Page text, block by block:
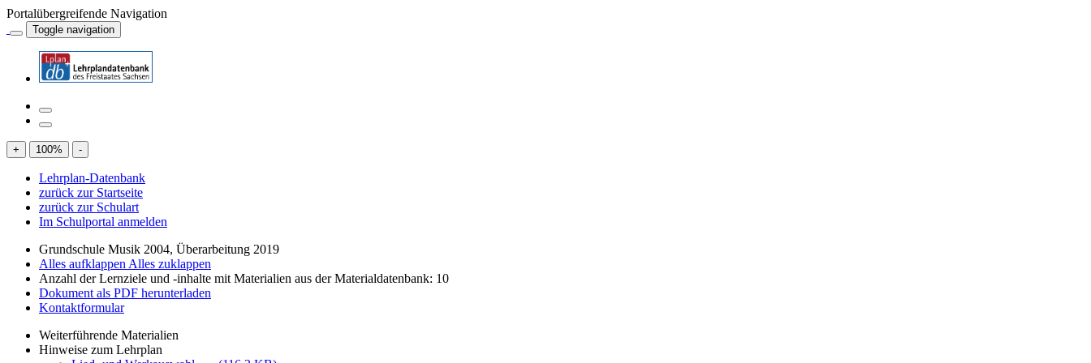
Portalübergreifende Navigation
Toggle navigation
+ 100% -
Lehrplan-Datenbank
zurück zur Startseite
zurück zur Schulart
Im Schulportal anmelden
Grundschule Musik 2004, Überarbeitung 2019
Alles aufklappen Alles zuklappen
Anzahl der Lernziele und -inhalte mit Materialien aus der Materialdatenbank: 10
Dokument als PDF herunterladen
Kontaktformular
Weiterführende Materialien
Hinweise zum Lehrplan